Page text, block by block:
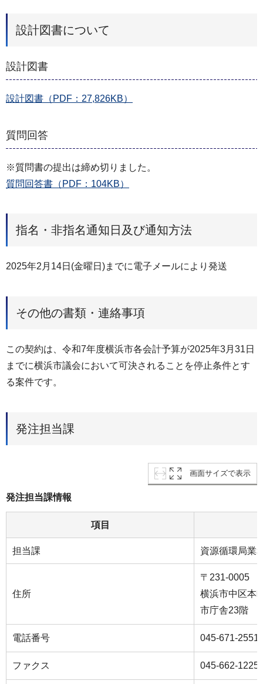
設計図書について
設計図書
設計図書（PDF：27,826KB）
質問回答
※質問書の提出は締め切りました。
質問回答書（PDF：104KB）
指名・非指名通知日及び通知方法
2025年2月14日(金曜日)までに電子メールにより発送
その他の書類・連絡事項
この契約は、令和7年度横浜市各会計予算が2025年3月31日
までに横浜市議会において可決されることを停止条件とす
る案件です。
発注担当課
画面サイズで表示
発注担当課情報
項目
担当課 資源循環局業
住所
〒231-0005
横浜市中区本
市庁舎23階
電話番号 045-671-2551
ファクス 045-662-1225